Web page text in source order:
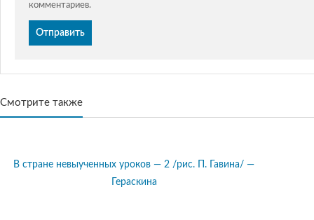
комментариев.
Смотрите также
В стране невыученных уроков — 2 /рис. П. Гавина/ —
Гераскина